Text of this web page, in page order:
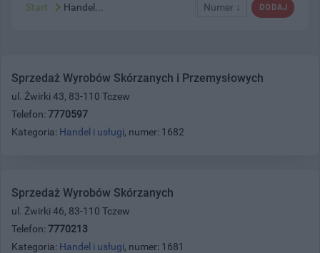
DODAJ
Numer ↓
Start Handel...
Sprzedaż Wyrobów Skórzanych i Przemysłowych
ul. Żwirki 43, 83-110 Tczew
Telefon: 7770597
Kategoria: Handel i usługi, numer: 1682
Sprzedaż Wyrobów Skórzanych
ul. Żwirki 46, 83-110 Tczew
Telefon: 7770213
Kategoria: Handel i usługi, numer: 1681